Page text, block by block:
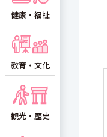
健康・福祉
教育・文化
観光・歴史